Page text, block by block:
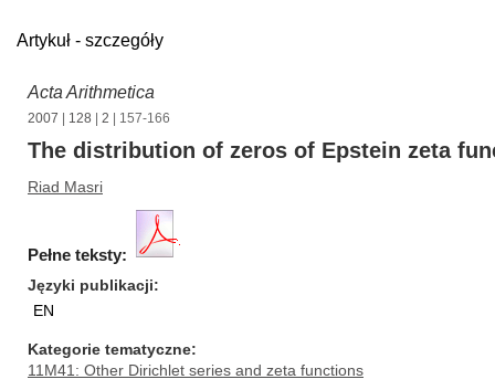
Artykuł - szczegóły
Acta Arithmetica
2007 128 2 | 157-166
The distribution of zeros of Epstein zeta
Riad Masri
Pełne teksty:
Języki publikacji
EN
Kategorie tematyczne
11M41: Other Dirichlet series and zeta functions